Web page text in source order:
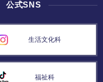
公式SNS
生活文化科
福祉科